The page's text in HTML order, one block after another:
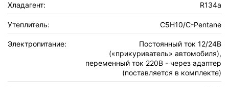
Хладагент: R134a
Утеплитель: C5H10/C-Pentane
Электропитание:
Постоянный ток 12/24В
(«прикуриватель» автомобиля),
переменный ток 220В - через адаптер
(поставляется в комплекте)